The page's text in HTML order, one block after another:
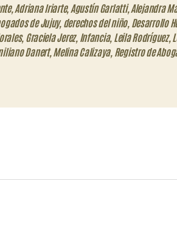
, Adriana Iriarte, Agustín Garlatti, Alejandra
de Jujuy, derechos del niño, Desarrollo
, Graciela Jerez, Infancia, Leila Rodríguez,
Danert, Melina Calizaya, Registro de